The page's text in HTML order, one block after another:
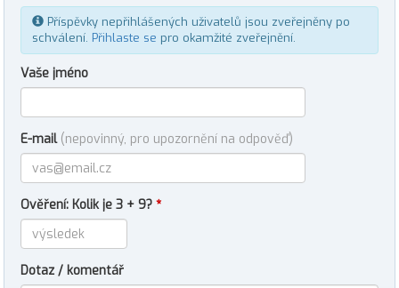
Příspěvky nepřihlášených uživatelů jsou zveřejněny po
schválení. Přihlaste se pro okamžité zveřejnění.
Vaše jméno
E-mail (nepovinný, pro upozornění na odpověď)
Ověření: Kolik je 3 + 9? *
Dotaz / komentář